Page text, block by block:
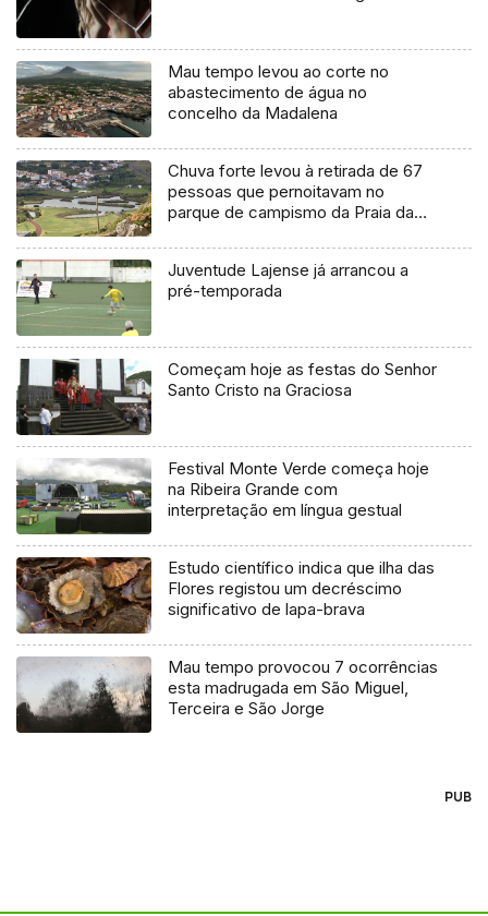
Mau tempo levou ao corte no
abastecimento de água no
concelho da Madalena
Chuva forte levou à retirada de 67
pessoas que pernoitavam no
parque de campismo da Praia da
Juventude Lajense já arrancou a
pré-temporada
Começam hoje as festas do Senhor
Santo Cristo na Graciosa
Festival Monte Verde começa hoje
na Ribeira Grande com
interpretação em língua gestual
Estudo científico indica que ilha das
Flores registou um decréscimo
significativo de lapa-brava
Mau tempo provocou 7 ocorrências
esta madrugada em São Miguel,
Terceira e São Jorge
PUB